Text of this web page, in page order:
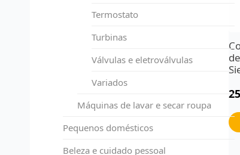
Termostato
Turbinas
Válvulas e eletroválvulas
Variados
Máquinas de lavar e secar roupa
Pequenos domésticos
Beleza e cuidado pessoal